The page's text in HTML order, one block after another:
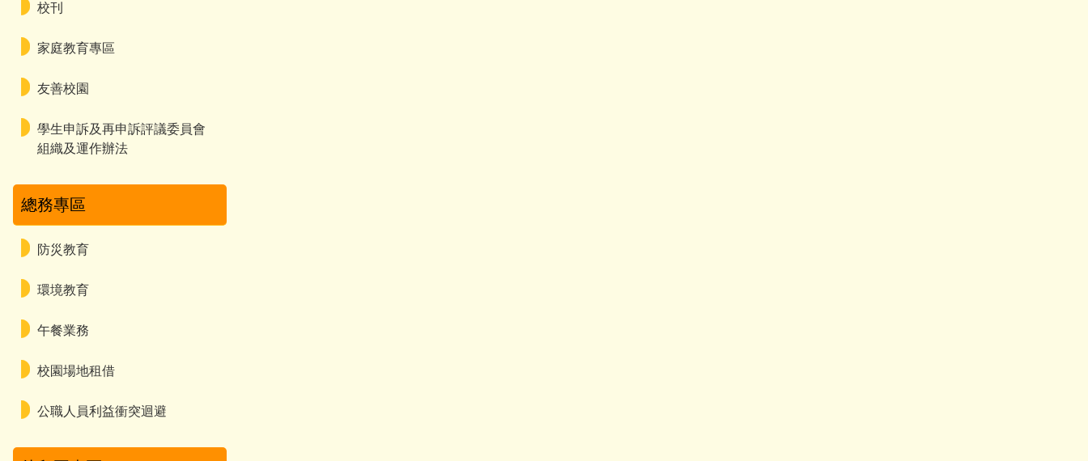
校刊
家庭教育專區
友善校園
學生申訴及再申訴評議委員會
組織及運作辦法
總務專區
防災教育
環境教育
午餐業務
校園場地租借
公職人員利益衝突迴避